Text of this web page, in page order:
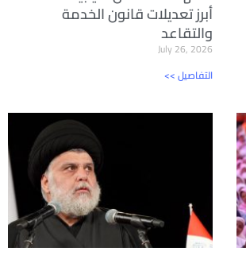
أبرز تعديلات قانون الخدمة
والتقاعد
July 26, 2026
<< التفاصيل